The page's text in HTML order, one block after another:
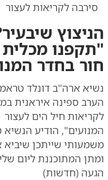
סירבה לקריאות לעצור
הניצוץ
"תקפנו
חור בחדר
נשיא ארה"ב דונלד
הערב ספינה איראנית
לקריאות חיל הים
המנועים", הודיע
משמעותי שייתכן
ומתן המתוכננת ליום
הגעה (חדשות)